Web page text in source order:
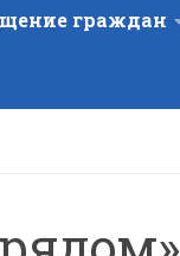
граждан